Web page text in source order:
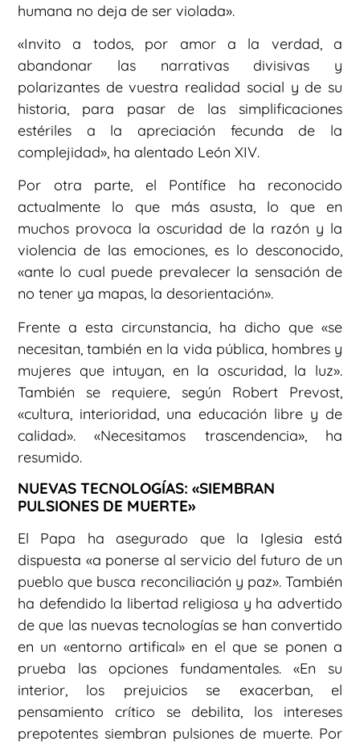
humana no deja de ser violada».
«Invito a todos, por amor a la verdad, a
abandonar las narrativas divisivas y
polarizantes de vuestra realidad social y de su
historia, para pasar de las simplificaciones
estériles a la apreciación fecunda de la
complejidad», ha alentado León XIV.
Por otra parte, el Pontífice ha reconocido
actualmente lo que más asusta, lo que en
muchos provoca la oscuridad de la razón y la
violencia de las emociones, es lo desconocido,
«ante lo cual puede prevalecer la sensación de
no tener ya mapas, la desorientación».
Frente a esta circunstancia, ha dicho que «se
necesitan, también en la vida pública, hombres y
mujeres que intuyan, en la oscuridad, la luz».
También se requiere, según Robert Prevost,
«cultura, interioridad, una educación libre y de
calidad». «Necesitamos trascendencia», ha
resumido.
NUEVAS TECNOLOGÍAS: «SIEMBRAN
PULSIONES DE MUERTE»
El Papa ha asegurado que la Iglesia está
dispuesta «a ponerse al servicio del futuro de un
pueblo que busca reconciliación y paz». También
ha defendido la libertad religiosa y ha advertido
de que las nuevas tecnologías se han convertido
en un «entorno artifical» en el que se ponen a
prueba las opciones fundamentales. «En su
interior, los prejuicios se exacerban, el
pensamiento crítico se debilita, los intereses
prepotentes siembran pulsiones de muerte. Por